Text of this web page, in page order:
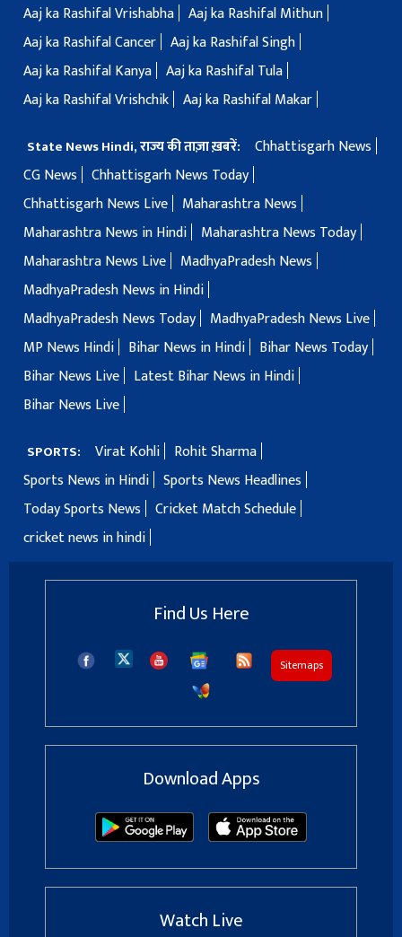
Aaj ka Rashifal Vrishabha Aaj ka Rashifal Mithun
Aaj ka Rashifal Cancer Aaj ka Rashifal Singh
Aaj ka Rashifal Kanya Aaj ka Rashifal Tula
Aaj ka Rashifal Vrishchik Aaj ka Rashifal Makar
State News Hindi, राज्य की ताज़ा ख़बरें:
Chhattisgarh News
CG News
Chhattisgarh News Today
Chhattisgarh News Live
Maharashtra News
Maharashtra News in Hindi
Maharashtra News Today
Maharashtra News Live
MadhyaPradesh News
MadhyaPradesh News in Hindi
MadhyaPradesh News Today
MadhyaPradesh News Live
MP News Hindi
Bihar News in Hindi
Bihar News Today
Bihar News Live
Latest Bihar News in Hindi
Bihar News Live
SPORTS: Virat Kohli
Rohit Sharma
Sports News in Hindi Sports News Headlines
Today Sports News
Cricket Match Schedule
cricket news in hindi
Find Us Here
Sitemaps
Download Apps
Watch Live